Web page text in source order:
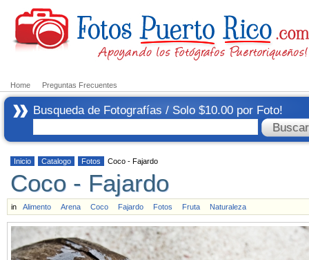
Home Preguntas Frecuentes
Busqueda de Fotografías / Solo $10.00 por Foto!
Inicio Catalogo Fotos Coco - Fajardo
Coco - Fajardo
in Alimento Arena Coco Fajardo Fotos Fruta Naturaleza